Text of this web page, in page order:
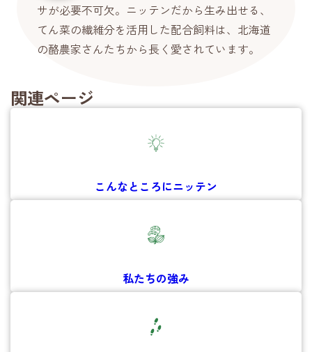
サが必要不可欠。ニッテンだから生み出せる、
てん菜の繊維分を活用した配合飼料は、北海道
の酪農家さんたちから長く愛されています。
関連ページ
こんなところにニッテン
私たちの強み